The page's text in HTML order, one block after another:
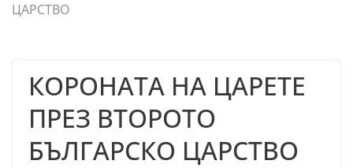
ЦАРСТВО
КОРОНАТА НА ЦАРЕТЕ
ПРЕЗ ВТОРОТО
БЪЛГАРСКО ЦАРСТВО